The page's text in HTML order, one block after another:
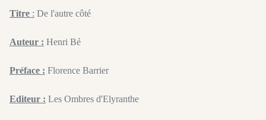
Titre : De l'autre côté
Auteur : Henri Bé
Préface : Florence Barrier
Editeur : Les Ombres d'Elyranthe